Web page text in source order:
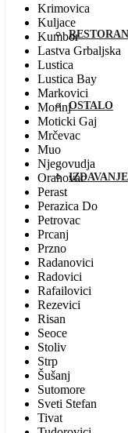
OSTALO
IZDAVANJE
Krimovica
Kuljace
Kumbor
Lastva Grbaljska
Lustica
Lustica Bay
Markovici
Morinj
Moticki Gaj
Mrčevac
Muo
Njegovudja
Orahovac
Perast
Perazica Do
Petrovac
Prcanj
Przno
Radanovici
Radovici
Rafailovici
Rezevici
Risan
Seoce
Stoliv
Strp
Šušanj
Sutomore
Sveti Stefan
Tivat